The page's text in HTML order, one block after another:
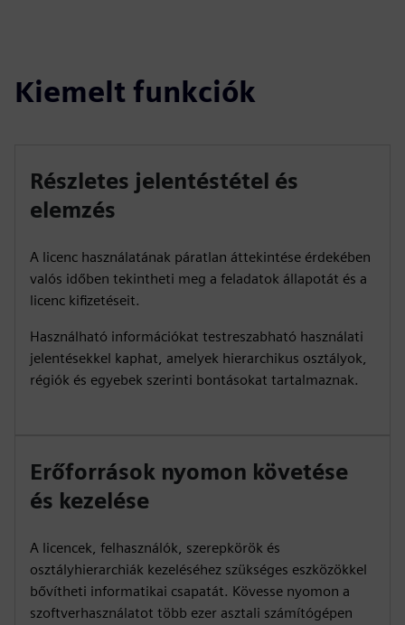
Kiemelt funkciók
Részletes jelentéstétel és
elemzés
A licenc használatának páratlan áttekintése érdekében
valós időben tekintheti meg a feladatok állapotát és a
licenc kifizetéseit.
Használható információkat testreszabható használati
jelentésekkel kaphat, amelyek hierarchikus osztályok,
régiók és egyebek szerinti bontásokat tartalmaznak.
Erőforrások nyomon követése
és kezelése
A licencek, felhasználók, szerepkörök és
osztályhierarchiák kezeléséhez szükséges eszközökkel
bővítheti informatikai csapatát. Kövesse nyomon a
szoftverhasználatot több ezer asztali számítógépen